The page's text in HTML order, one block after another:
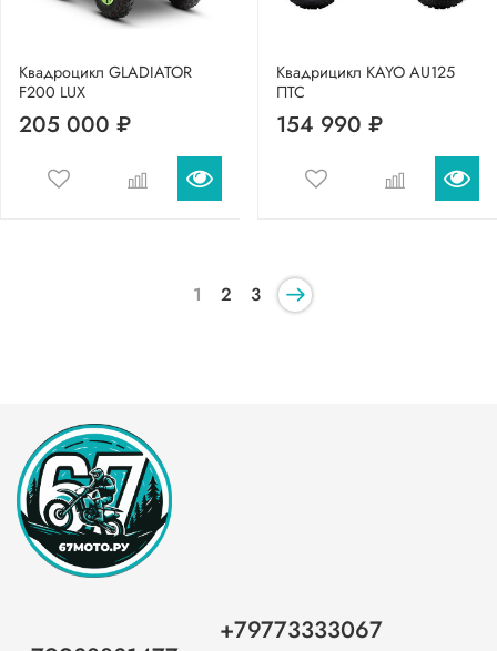
Квадроцикл GLADIATOR
F200 LUX
205 000 ₽
Квадрицикл KAYO AU125
ПТС
154 990 ₽
1 2 3
+79773333067